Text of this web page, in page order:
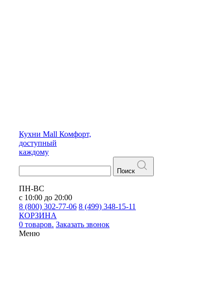
Кухни Mall Комфорт,
доступный
каждому
Поиск
ПН-ВС
с 10:00 до 20:00
8 (800) 302-77-06 8 (499) 348-15-11
КОРЗИНА
0 товаров. Заказать звонок
Меню